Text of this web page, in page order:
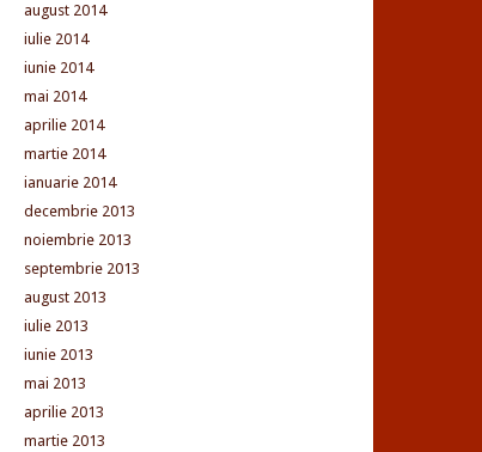
august 2014
iulie 2014
iunie 2014
mai 2014
aprilie 2014
martie 2014
ianuarie 2014
decembrie 2013
noiembrie 2013
septembrie 2013
august 2013
iulie 2013
iunie 2013
mai 2013
aprilie 2013
martie 2013